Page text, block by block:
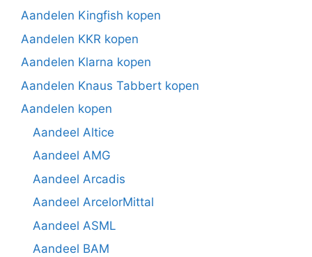
Aandelen Kingfish kopen
Aandelen KKR kopen
Aandelen Klarna kopen
Aandelen Knaus Tabbert kopen
Aandelen kopen
Aandeel Altice
Aandeel AMG
Aandeel Arcadis
Aandeel ArcelorMittal
Aandeel ASML
Aandeel BAM